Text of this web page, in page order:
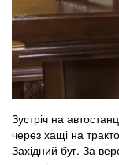
Зустріч на
через хащі на
Західний буг. За